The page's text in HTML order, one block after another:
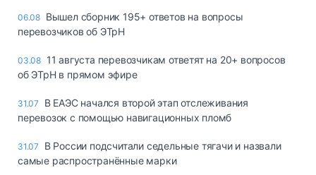
06.08 Вышел сборник 195+ ответов на вопросы
перевозчиков об ЭТрН
03.08 11 августа перевозчикам ответят на 20+ вопросов
об ЭТрН в прямом эфире
31.07
В ЕАЭС начался второй этап отслеживания
перевозок с помощью навигационных пломб
31.07
В России подсчитали седельные тягачи и назвали
самые распространённые марки